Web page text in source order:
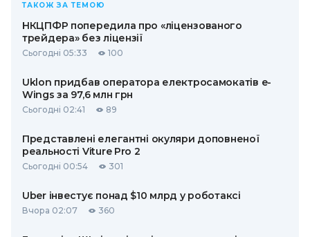
ТАКОЖ ЗА ТЕМОЮ
НКЦПФР попередила про «ліцензованого
трейдера» без ліцензії
Сьогодні 05:33 100
Uklon придбав оператора електросамокатів e-
Wings за 97,6 млн грн
Сьогодні 02:41 89
Представлені елегантні окуляри доповненої
реальності Viture Pro 2
Сьогодні 00:54 301
Uber інвестує понад $10 млрд у роботаксі
Вчора 02:07 360